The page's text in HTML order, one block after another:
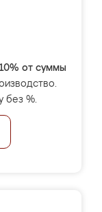
от суммы
без %.